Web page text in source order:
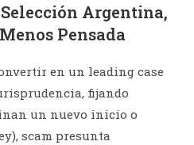
Argentina,
Pensada
en un leading case
fijando
un nuevo inicio o
scam presunta